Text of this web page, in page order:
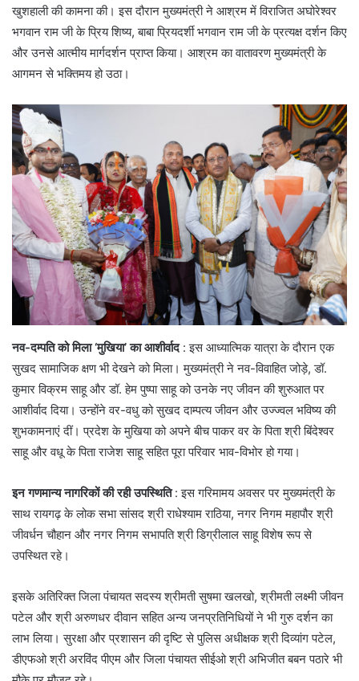
खुशहाली की कामना की। इस दौरान मुख्यमंत्री ने आश्रम में विराजित अघोरेश्वर
भगवान राम जी के प्रिय शिष्य, बाबा प्रियदर्शी भगवान राम जी के प्रत्यक्ष दर्शन किए
और उनसे आत्मीय मार्गदर्शन प्राप्त किया। आश्रम का वातावरण मुख्यमंत्री के
आगमन से भक्तिमय हो उठा।
नव-दम्पति को मिला ‘मुखिया’ का आशीर्वाद: इस आध्यात्मिक यात्रा के दौरान एक
सुखद सामाजिक क्षण भी देखने को मिला। मुख्यमंत्री ने नव-विवाहित जोड़े, डॉ.
कुमार विक्रम साहू और डॉ. हेम पुष्पा साहू को उनके नए जीवन की शुरुआत पर
आशीर्वाद दिया। उन्होंने वर-वधु को सुखद दाम्पत्य जीवन और उज्ज्वल भविष्य की
शुभकामनाएं दीं। प्रदेश के मुखिया को अपने बीच पाकर वर के पिता श्री बिंदेश्वर
साहू और वधू के पिता राजेश साहू सहित पूरा परिवार भाव-विभोर हो गया।
इन गणमान्य नागरिकों की रही उपस्थिति: इस गरिमामय अवसर पर मुख्यमंत्री के
साथ रायगढ़ के लोक सभा सांसद श्री राधेश्याम राठिया, नगर निगम महापौर श्री
जीवर्धन चौहान और नगर निगम सभापति श्री डिग्रीलाल साहू विशेष रूप से
उपस्थित रहे।
​इसके अतिरिक्त जिला पंचायत सदस्य श्रीमती सुषमा खलखो, श्रीमती लक्ष्मी जीवन
पटेल और श्री अरुणधर दीवान सहित अन्य जनप्रतिनिधियों ने भी गुरु दर्शन का
लाभ लिया। सुरक्षा और प्रशासन की दृष्टि से पुलिस अधीक्षक श्री दिव्यांग पटेल,
डीएफओ श्री अरविंद पीएम और जिला पंचायत सीईओ श्री अभिजीत बबन पठारे भी